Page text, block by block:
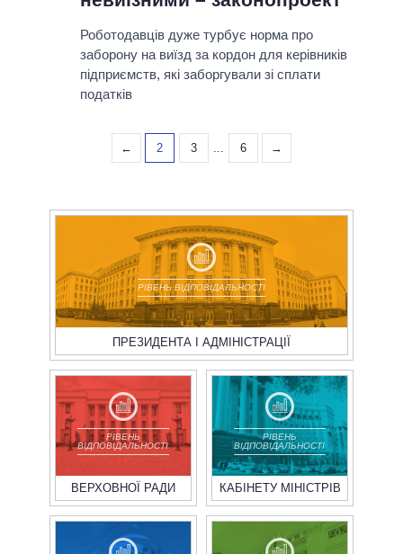
Роботодавців дуже турбує норма про
заборону на виїзд за кордон для керівників
підприємств, які заборгували зі сплати
податків
← 2 3 ... 6 →
РІВЕНЬ ВІДПОВІДАЛЬНОСТІ
ПРЕЗИДЕНТА І АДМІНІСТРАЦІЇ
РІВЕНЬ
ВІДПОВІДАЛЬНОСТІ
ВЕРХОВНОЇ РАДИ
РІВЕНЬ
ВІДПОВІДАЛЬНОСТІ
КАБІНЕТУ МІНІСТРІВ